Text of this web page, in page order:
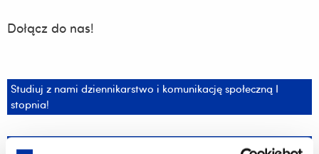
Dołącz do nas!
Studiuj z nami dziennikarstwo i komunikację społeczną I
stopnia!
Studiuj z nami dziennikarstwo i komunikację społeczną II